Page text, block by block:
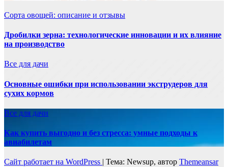
Сорта овощей: описание и отзывы
Дробилки зерна: технологические инновации и их влияние
на производство
Все для дачи
Основные ошибки при использовании экструдеров для
сухих кормов
Все для дачи
Как купить выгодно и без стресса: умные подходы к
авиабилетам
Сайт работает на WordPress | Тема: Newsup, автор Themeansar